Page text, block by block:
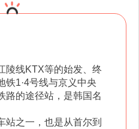
陵线KTX等的始发、终
铁1·4号线与京义中央
路的途径站，是韩国名
站之一，也是从首尔到